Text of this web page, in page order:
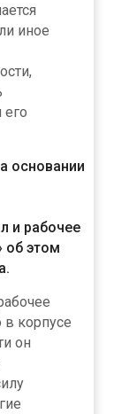
иное
его
основании
и рабочее
об этом
корпусе
он